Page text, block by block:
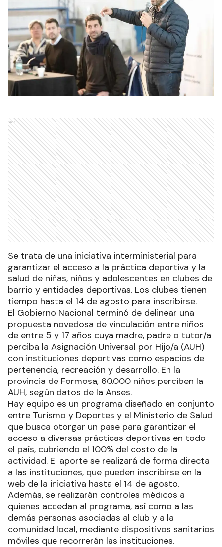
Ads
Se trata de una iniciativa interministerial para
garantizar el acceso a la práctica deportiva y la
salud de niñas, niños y adolescentes en clubes de
barrio y entidades deportivas. Los clubes tienen
tiempo hasta el 14 de agosto para inscribirse.
El Gobierno Nacional terminó de delinear una
propuesta novedosa de vinculación entre niños
de entre 5 y 17 años cuya madre, padre o tutor/a
perciba la Asignación Universal por Hijo/a (AUH)
con instituciones deportivas como espacios de
pertenencia, recreación y desarrollo. En la
provincia de Formosa, 60.000 niños perciben la
AUH, según datos de la Anses.
Hay equipo es un programa diseñado en conjunto
entre Turismo y Deportes y el Ministerio de Salud
que busca otorgar un pase para garantizar el
acceso a diversas prácticas deportivas en todo
el país, cubriendo el 100% del costo de la
actividad. El aporte se realizará de forma directa
a las instituciones, que pueden inscribirse en la
web de la iniciativa hasta el 14 de agosto.
Además, se realizarán controles médicos a
quienes accedan al programa, así como a las
demás personas asociadas al club y a la
comunidad local, mediante dispositivos sanitarios
móviles que recorrerán las instituciones.